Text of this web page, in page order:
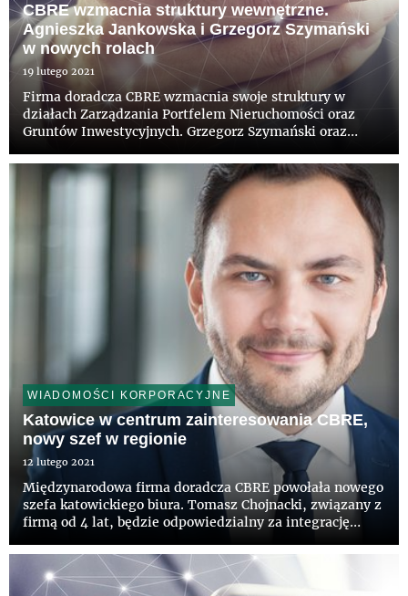
CBRE wzmacnia struktury wewnętrzne.
Agnieszka Jankowska i Grzegorz Szymański
w nowych rolach
19 lutego 2021
Firma doradcza CBRE wzmacnia swoje struktury w
działach Zarządzania Portfelem Nieruchomości oraz
Gruntów Inwestycyjnych. Grzegorz Szymański oraz
będą odpowiedzialni za rozwój tych obszarów.
WIADOMOŚCI KORPORACYJNE
Katowice w centrum zainteresowania CBRE,
nowy szef w regionie
12 lutego 2021
Międzynarodowa firma doradcza CBRE powołała nowego
szefa katowickiego biura. Tomasz Chojnacki, związany z
firmą od 4 lat, będzie odpowiedzialny za integrację
regionie.